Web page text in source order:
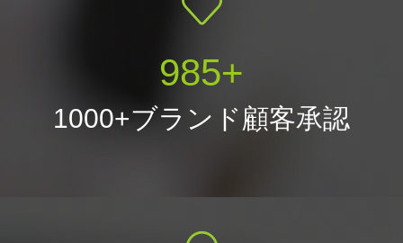
1000+
1000+ブランド顧客承認